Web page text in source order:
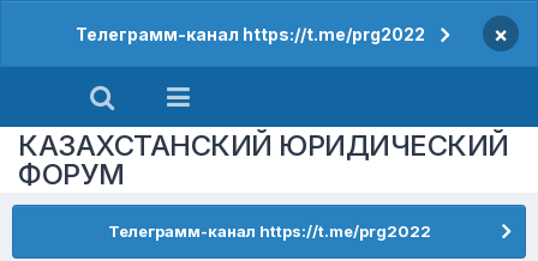
Телеграмм-канал https://t.me/prg2022 ×
КАЗАХСТАНСКИЙ ЮРИДИЧЕСКИЙ
ФОРУМ
Телеграмм-канал https://t.me/prg2022